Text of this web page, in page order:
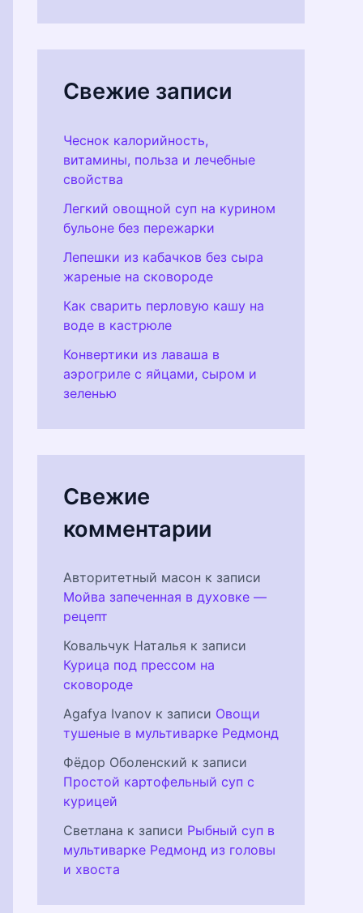
Свежие записи
Чеснок калорийность,
витамины, польза и лечебные
свойства
Легкий овощной суп на курином
бульоне без пережарки
Лепешки из кабачков без сыра
жареные на сковороде
Как сварить перловую кашу на
воде в кастрюле
Конвертики из лаваша в
аэрогриле с яйцами, сыром и
зеленью
Свежие
комментарии
Авторитетный масон к записи
Мойва запеченная в духовке —
рецепт
Ковальчук Наталья к записи
Курица под прессом на
сковороде
Agafya Ivanov к записи Овощи
тушеные в мультиварке Редмонд
Фёдор Оболенский к записи
Простой картофельный суп с
курицей
Светлана к записи Рыбный суп в
мультиварке Редмонд из головы
и хвоста